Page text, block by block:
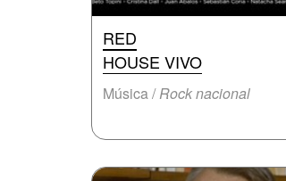
RED
HOUSE VIVO
Música /Rock nacional